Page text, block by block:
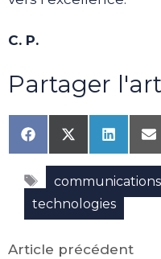
C. P.
Partager
Share
on
Facebook
Share
on
X
(Twitter)
Share
on
Étiquettes
communications
technologies
Article précédent